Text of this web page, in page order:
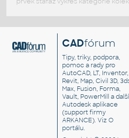
CADfórum
Tipy, triky, podpora,
pomoc a rady pro
AutoCAD, LT, Inventor,
Revit, Map, Civil 3D,
Max, Fusion, Forma,
Vault, PowerMill a další
Autodesk aplikace
(support firmy
ARKANCE). VizO
portálu.